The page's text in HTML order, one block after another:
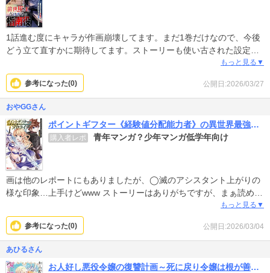
1話進む度にキャラが作画崩壊してます。まだ1巻だけなので、今後
どう立て直すかに期待してます。ストーリーも使い古された設定で
真新しさは無い。それも他作品とどう差別化するか期待したい所。
もっと見る▼
公開日:2026/03/27
参考になった(0)
おやGGさん
ポイントギフター《経験値分配能力者》の異世界最強ソロライフ ～ブラックギルドから解放された男は万能最強職として無双する～(コミック)
購入者レポ 青年マンガ？少年マンガ低学年向け
画は他のレポートにもありましたが、◯滅のアシスタント上がりの
様な印象…上手けどwww ストーリーはありがちですが、まぁ読めな
くもない。エロや下ネタだらけの異世界物にはウンザリしてるけ
ど、年相応の感情や欲求が無さ過ぎて僧侶のような主人公。魔物キ
ャラの画力も幼稚かなぁ。少年マンガ低学年向け、異世界物入門編
という作品
もっと見る▼
公開日:2026/03/04
参考になった(0)
あひるさん
お人好し悪役令嬢の復讐計画～死に戻り令嬢は根が善人なせいで気付くと味方が増えていきます～